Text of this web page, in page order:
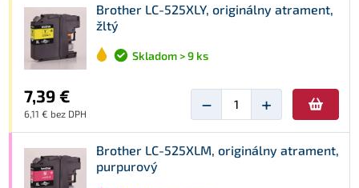
Brother LC-525XLY, originálny atrament,
žltý
Skladom > 9 ks
7,39 €
6,11 € bez DPH − +
Brother LC-525XLM, originálny atrament,
purpurový